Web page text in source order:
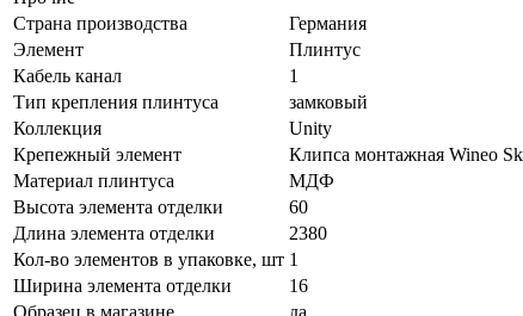
Страна производства
Германия
Элемент
Плинтус
Кабель канал
1
Тип крепления плинтуса
замковый
Коллекция
Unity
Крепежный элемент
Клипса монтажная Wineo
Материал плинтуса
МДФ
Высота элемента отделки
60
Длина элемента отделки
2380
Кол-во элементов в упаковке, шт 1
Ширина элемента отделки
16
Образец в магазине
да